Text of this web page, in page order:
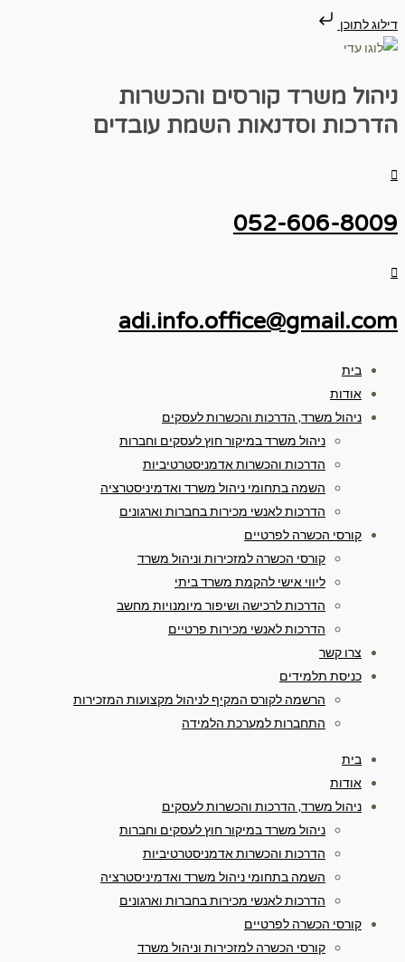
דילוג לתוכן
ניהול משרד קורסים והכשרות
הדרכות וסדנאות השמת עובדים
052-606-8009
adi.info.office@gmail.com
בית
אודות
ניהול משרד, הדרכות והכשרות לעסקים
ניהול משרד במיקור חוץ לעסקים וחברות
הדרכות והכשרות אדמניסטרטיביות
השמה בתחומי ניהול משרד ואדמיניסטרציה
הדרכות לאנשי מכירות בחברות וארגונים
קורסי הכשרה לפרטיים
קורסי הכשרה למזכירות וניהול משרד
ליווי אישי להקמת משרד ביתי
הדרכות לרכישה ושיפור מיומנויות מחשב
הדרכות לאנשי מכירות פרטיים
צרו קשר
כניסת תלמידים
הרשמה לקורס המקיף לניהול מקצועות המזכירות
התחברות למערכת הלמידה
בית
אודות
ניהול משרד, הדרכות והכשרות לעסקים
ניהול משרד במיקור חוץ לעסקים וחברות
הדרכות והכשרות אדמניסטרטיביות
השמה בתחומי ניהול משרד ואדמיניסטרציה
הדרכות לאנשי מכירות בחברות וארגונים
קורסי הכשרה לפרטיים
קורסי הכשרה למזכירות וניהול משרד